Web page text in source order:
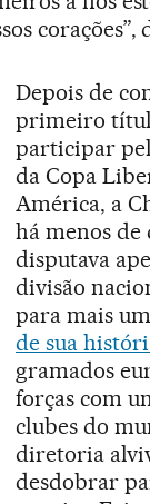
Depois de
primeiro
participar
da Copa
América, a
há menos de
disputava
divisão
para mais
de sua
gramados
forças com
clubes do
diretoria
desdobrar